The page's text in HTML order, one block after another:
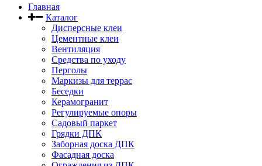
Главная
Каталог
Дисперсные клеи
Цементные клеи
Вентиляция
Средства по уходу
Перголы
Маркизы для террас
Беседки
Керамогранит
Регулируемые опоры
Садовый паркет
Грядки ДПК
Заборная доска ДПК
Фасадная доска